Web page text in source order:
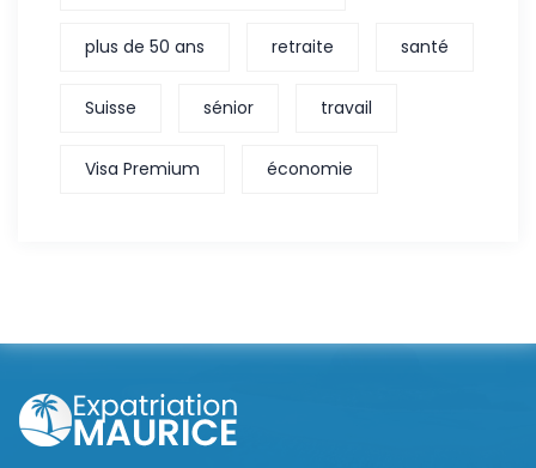
plus de 50 ans retraite santé
Suisse sénior travail
Visa Premium économie